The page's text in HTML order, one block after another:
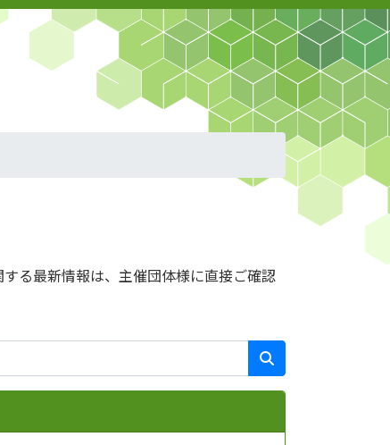
る最新情報は、主催団体様に直接ご確認